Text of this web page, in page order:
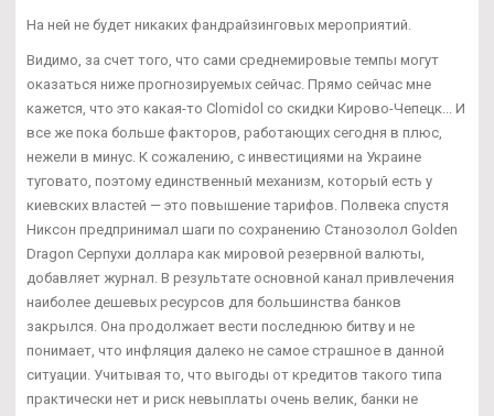
На ней не будет никаких фандрайзинговых мероприятий.
Видимо, за счет того, что сами среднемировые темпы могут
оказаться ниже прогнозируемых сейчас. Прямо сейчас мне
кажется, что это какая-то Clomidol со скидки Кирово-Чепецк... И
все же пока больше факторов, работающих сегодня в плюс,
нежели в минус. К сожалению, с инвестициями на Украине
туговато, поэтому единственный механизм, который есть у
киевских властей — это повышение тарифов. Полвека спустя
Никсон предпринимал шаги по сохранению Cтанозолол Golden
Dragon Серпухи доллара как мировой резервной валюты,
добавляет журнал. В результате основной канал привлечения
наиболее дешевых ресурсов для большинства банков
закрылся. Она продолжает вести последнюю битву и не
понимает, что инфляция далеко не самое страшное в данной
ситуации. Учитывая то, что выгоды от кредитов такого типа
практически нет и риск невыплаты очень велик, банки не